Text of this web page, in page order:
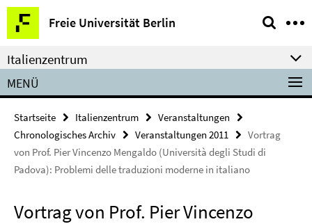
Springe
direkt
zu
Inhalt
Freie Universität Berlin
Service-
Navigation
Italienzentrum
MENÜ
Startseite Italienzentrum
Veranstaltungen
Chronologisches Archiv
Veranstaltungen 2011
Vortrag
von Prof. Pier Vincenzo Mengaldo (Università degli Studi di
Padova): Problemi delle traduzioni moderne in italiano
Vortrag von Prof. Pier Vincenzo